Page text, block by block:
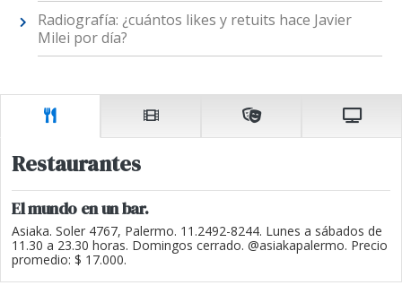
Radiografía: ¿cuántos likes y retuits hace Javier
Milei por día?
Restaurantes
El mundo en un bar.
Asiaka. Soler 4767, Palermo. 11.2492-8244. Lunes a sábados de
11.30 a 23.30 horas. Domingos cerrado. @asiakapalermo. Precio
promedio: $ 17.000.